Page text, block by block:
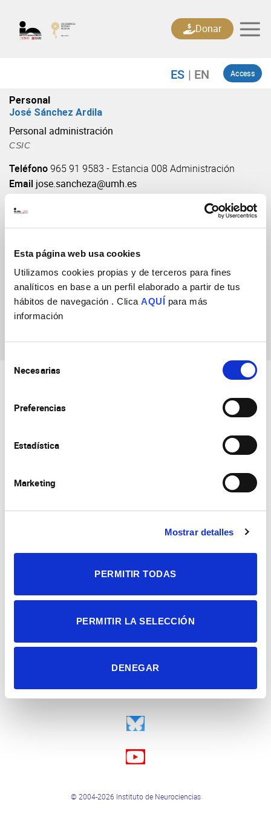
Esta página web usa cookies
Utilizamos cookies propias y de terceros para fines
analíticos en base a un perfil elaborado a partir de tus
hábitos de navegación . Clica AQUÍ para más
información
Necesarias
Preferencias
Estadística
Marketing
Mostrar detalles
PERMITIR TODAS
PERMITIR LA SELECCIÓN
DENEGAR
content
Access
Donar
Personal
José Sánchez Ardila
Personal administración
CSIC
Teléfono965 91 9583 - Estancia 008 Administración
Email jose.sancheza@umh.es
José Sánchez Ardila
Tel. + 34 965 23 37 00
© 2004-2026 Instituto de Neurociencias